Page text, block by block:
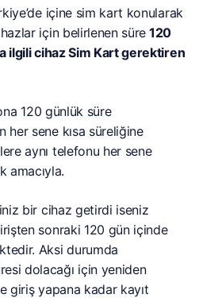
içine sim kart konularak
için belirlenen süre 120
ilgili cihaz Sim Kart gerektiren
120 günlük süre
her sene kısa süreliğine
aynı telefonu her sene
amacıyla.
bir cihaz getirdi iseniz
sonraki 120 gün içinde
Aksi durumda
dolacağı için yeniden
giriş yapana kadar kayıt